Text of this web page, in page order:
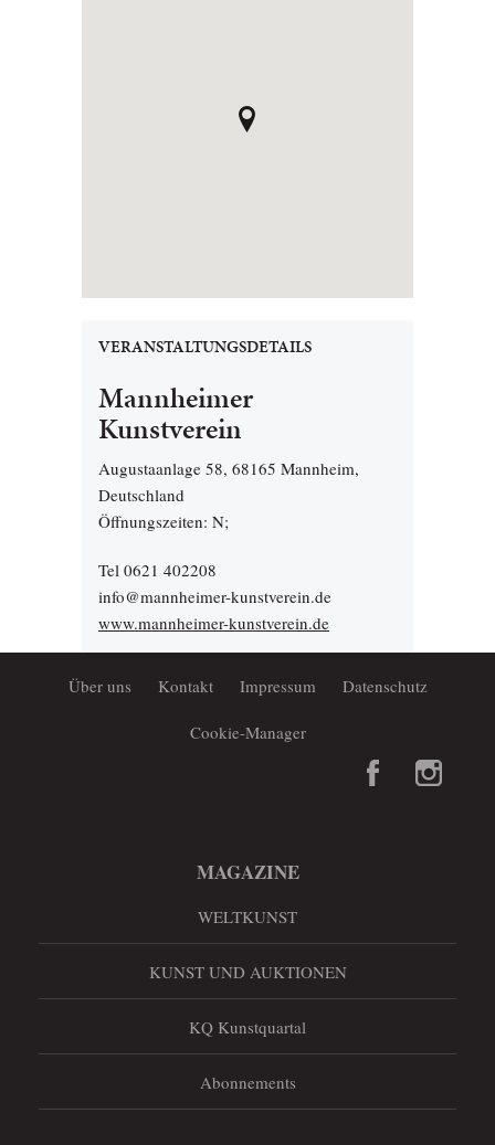
VERANSTALTUNGSDETAILS
Mannheimer
Kunstverein
Augustaanlage 58, 68165 Mannheim,
Deutschland
Öffnungszeiten: N;
Tel 0621 402208
info@mannheimer-kunstverein.de
www.mannheimer-kunstverein.de
Über uns Kontakt Impressum Datenschutz
Cookie-Manager
MAGAZINE
WELTKUNST
KUNST UND AUKTIONEN
KQ Kunstquartal
Abonnements